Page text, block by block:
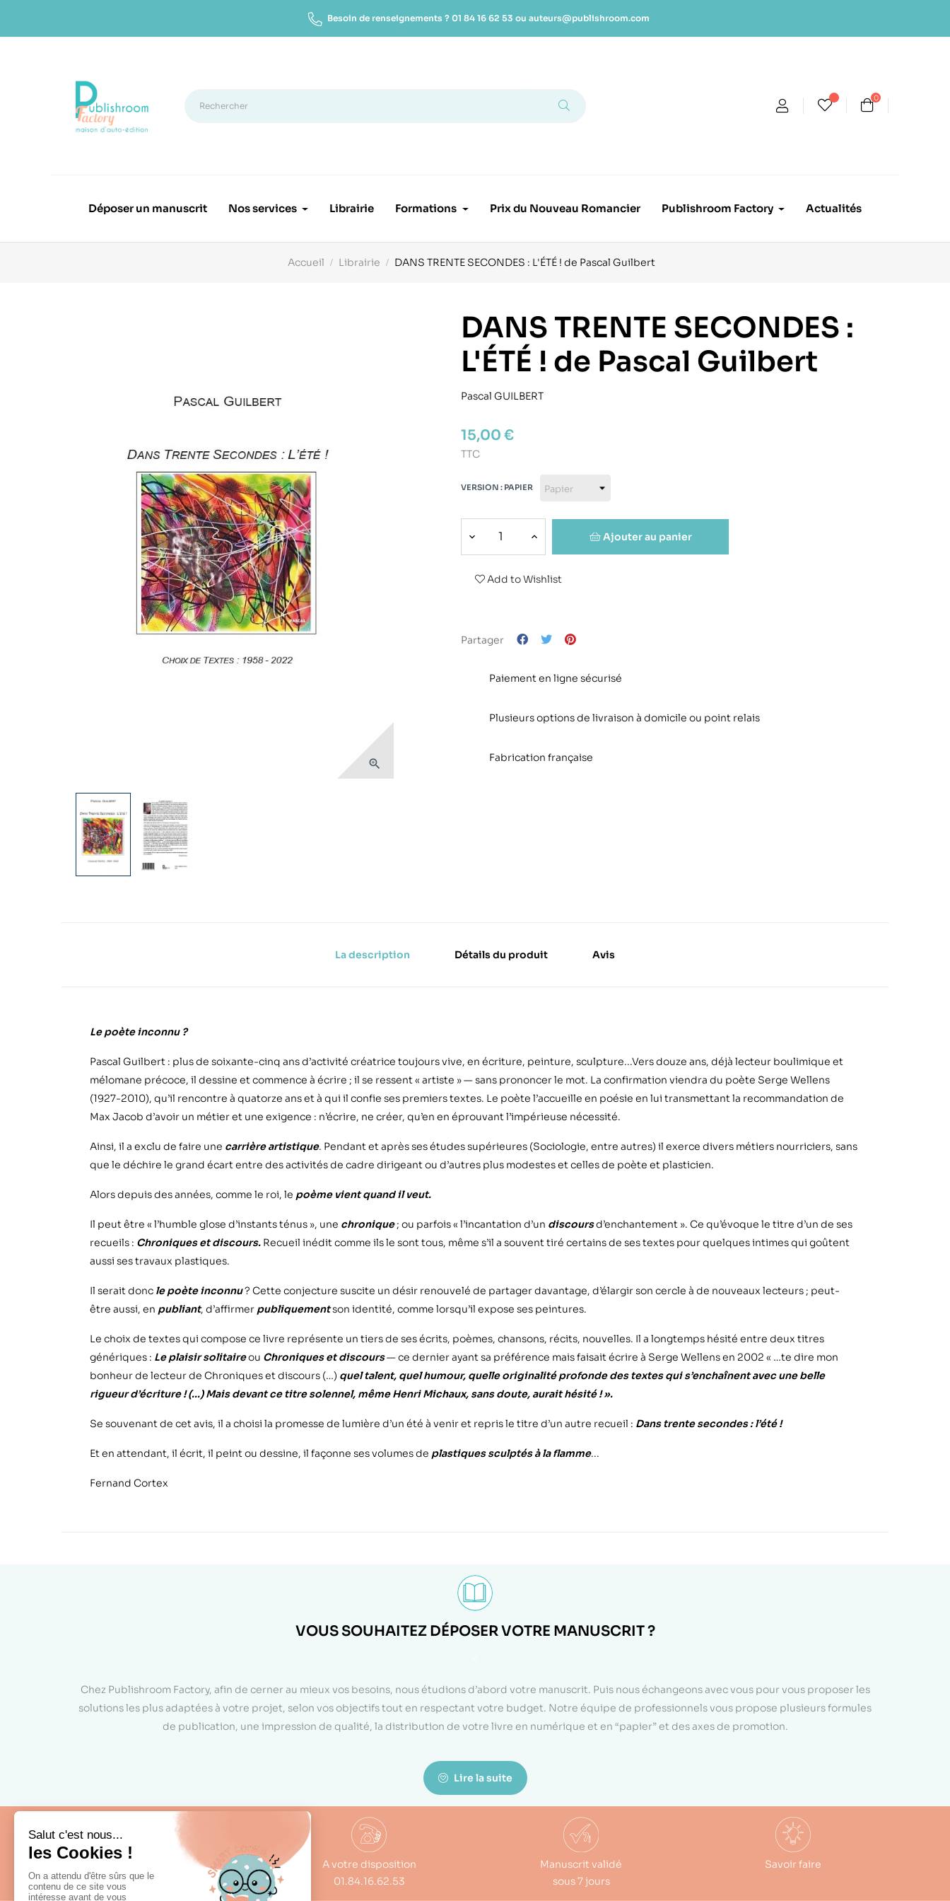
Besoin de renseignements ? 01 84 16 62 53 ou auteurs@publishroom.com
0
Déposer un manuscrit Nos services Librairie Formations Prix du Nouveau Romancier Publishroom Factory Actualités
Accueil Librairie DANS TRENTE SECONDES : L'ÉTÉ ! de Pascal Guilbert

DANS TRENTE SECONDES :
L'ÉTÉ ! de Pascal Guilbert
Pascal GUILBERT
15,00 €
TTC
VERSION : PAPIER
Ajouter au panier
Add to Wishlist
Partager
Paiement en ligne sécurisé
Plusieurs options de livraison à domicile ou point relais
Fabrication française
La description Détails du produit Avis
Le poète inconnu ?
Pascal Guilbert : plus de soixante-cinq ans d’activité créatrice toujours vive, en écriture, peinture, sculpture...Vers douze ans, déjà lecteur boulimique et
mélomane précoce, il dessine et commence à écrire ; il se ressent « artiste » — sans prononcer le mot. La confirmation viendra du poète Serge Wellens
(1927-2010), qu’il rencontre à quatorze ans et à qui il confie ses premiers textes. Le poète l’accueille en poésie en lui transmettant la recommandation de
Max Jacob d’avoir un métier et une exigence : n’écrire, ne créer, qu’en en éprouvant l’impérieuse nécessité.
Ainsi, il a exclu de faire une carrière artistique. Pendant et après ses études supérieures (Sociologie, entre autres) il exerce divers métiers nourriciers, sans
que le déchire le grand écart entre des activités de cadre dirigeant ou d’autres plus modestes et celles de poète et plasticien.
Alors depuis des années, comme le roi, le poème vient quand il veut.
Il peut être « l’humble glose d’instants ténus », une chronique; ou parfois « l’incantation d’un discoursd’enchantement ». Ce qu’évoque le titre d’un de ses
recueils : Chroniques et discours. Recueil inédit comme ils le sont tous, même s’il a souvent tiré certains de ses textes pour quelques intimes qui goûtent
aussi ses travaux plastiques.
Il serait donc le poète inconnu? Cette conjecture suscite un désir renouvelé de partager davantage, d’élargir son cercle à de nouveaux lecteurs ; peut-
être aussi, en publiant, d’affirmer publiquementson identité, comme lorsqu’il expose ses peintures.
Le choix de textes qui compose ce livre représente un tiers de ses écrits, poèmes, chansons, récits, nouvelles. Il a longtemps hésité entre deux titres
génériques : Le plaisir solitaireou Chroniques et discours— ce dernier ayant sa préférence mais faisait écrire à Serge Wellens en 2002 « …te dire mon
bonheur de lecteur de Chroniques et discours (…) quel talent, quel humour, quelle originalité profonde des textes qui s’enchaînent avec une belle
rigueur d’écriture ! (...) Mais devant ce titre solennel, même Henri Michaux, sans doute, aurait hésité ! ».
Se souvenant de cet avis, il a choisi la promesse de lumière d’un été à venir et repris le titre d’un autre recueil : Dans trente secondes : l’été !
Et en attendant, il écrit, il peint ou dessine, il façonne ses volumes de plastiques sculptés à la flamme...
Fernand Cortex
VOUS SOUHAITEZ DÉPOSER VOTRE MANUSCRIT ?
Chez Publishroom Factory, afin de cerner au mieux vos besoins, nous étudions d’abord votre manuscrit. Puis nous échangeons avec vous pour vous proposer les
solutions les plus adaptées à votre projet, selon vos objectifs tout en respectant votre budget. Notre équipe de professionnels vous propose plusieurs formules
de publication, une impression de qualité, la distribution de votre livre en numérique et en “papier” et des axes de promotion.
Lire la suite
Fabrication française
A votre disposition
01.84.16.62.53
Manuscrit validé
sous 7 jours
Savoir faire